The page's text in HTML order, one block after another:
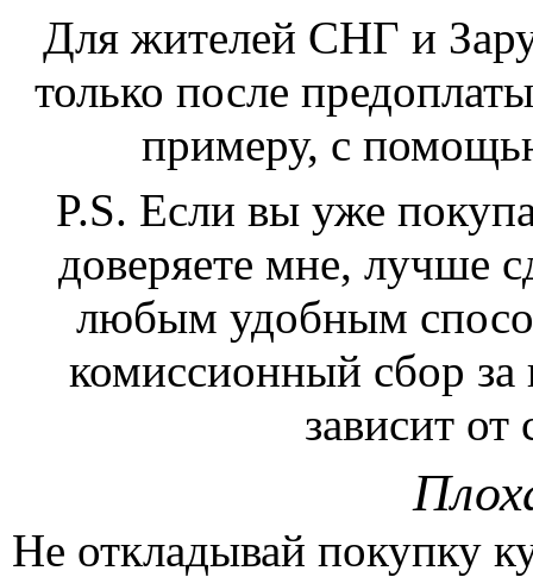
Для жителей СНГ и
только после
примеру, с
P.S. Если вы уже
доверяете мне, лучше
любым удобным
комиссионный сбор
зависит от
Не откладывай покупку